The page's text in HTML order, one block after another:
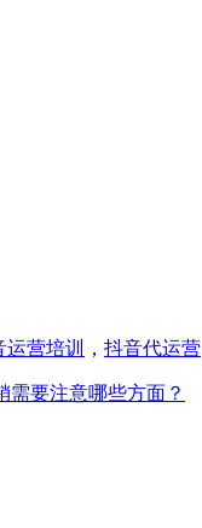
运营培训 ， 抖音代运营
需要注意哪些方面？